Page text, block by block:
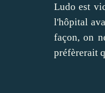
Ludo est
l'hôpital
façon, on
préfèrerait